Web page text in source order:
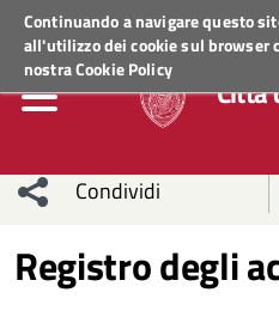
Continuando a navigare questo
all'utilizzo dei cookie sul browser
nostraCookie Policy
Regione VenetoACCEDI AI SERVIZI
Città
Condividi
Condividi
Registro degli